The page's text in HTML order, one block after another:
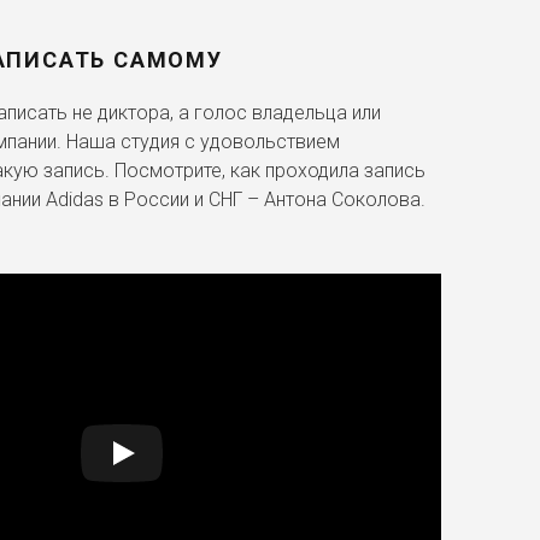
САМОМУ
не диктора, а голос владельца или
Наша студия с удовольствием
запись. Посмотрите, как проходила запись
Adidas в России и СНГ – Антона Соколова.